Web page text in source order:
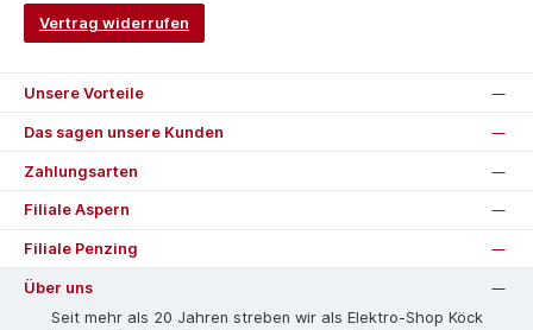
Vertrag widerrufen
Unsere Vorteile
Das sagen unsere Kunden
Zahlungsarten
Filiale Aspern
Filiale Penzing
Über uns
Seit mehr als 20 Jahren streben wir als Elektro-Shop Köck